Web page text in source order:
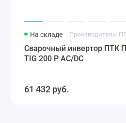
На складе Производитель:
Сварочный инвертор ПТК
TIG 200 P AC/DC
61 432 руб.